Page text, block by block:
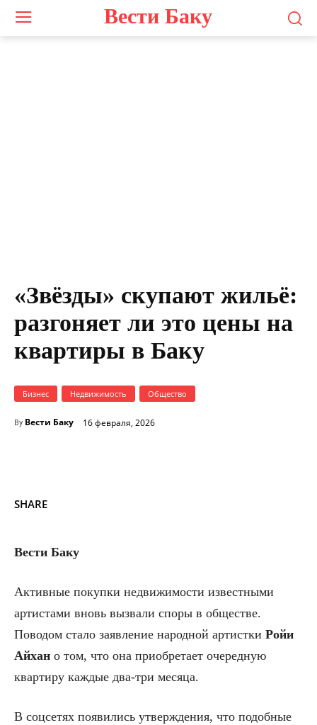
Вести Баку
«Звёзды» скупают жильё:
разгоняет ли это цены на
квартиры в Баку
Бизнес Недвижимость Общество
By Вести Баку 16 февраля, 2026
SHARE
Вести Баку
Активные покупки недвижимости известными
артистами вновь вызвали споры в обществе.
Поводом стало заявление народной артистки Ройи
Айхан о том, что она приобретает очередную
квартиру каждые два-три месяца.
В соцсетях появились утверждения, что подобные